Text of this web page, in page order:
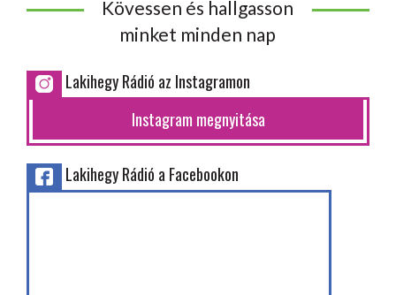
Kövessen és hallgasson
minket minden nap
Lakihegy Rádió az Instagramon
Instagram megnyitása
Lakihegy Rádió a Facebookon